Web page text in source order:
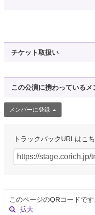
チケット取扱い
この公演に携わっているメ
メンバーに登録
トラックバックURLはこ
このページのQRコードです
拡大